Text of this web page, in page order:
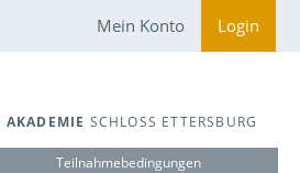
Mein Konto Login
AKADEMIE SCHLOSS ETTERSBURG
Teilnahmebedingungen